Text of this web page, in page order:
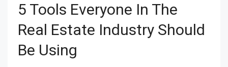
5 Tools Everyone In The
Real Estate Industry Should
Be Using